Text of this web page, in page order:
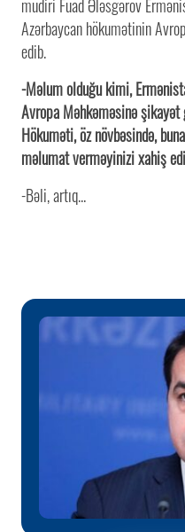
müdiri Fuad Ələsgərov
Azərbaycan hökumətinin
edib.
-Məlum olduğu kimi,
Avropa Məhkəməsinə
Hökuməti, öz növbəsində,
məlumat verməyinizi xahiş
-Bəli, artıq...